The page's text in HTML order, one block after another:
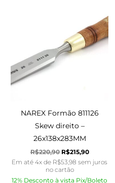
NAREX Formão 811126
Skew direito –
26x138x283MM
R$220,90
R$220,90.
R$215,90
atual
é:
R$215,90.
Em até 4x de R$53,98 sem juros
no cartão
12% Desconto à vista Pix/Boleto